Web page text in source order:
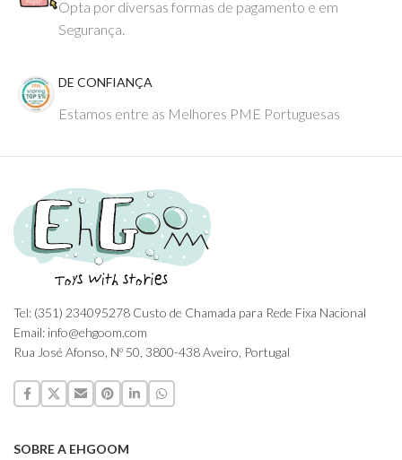
Opta por diversas formas de pagamento e em
Segurança.
DE CONFIANÇA
Estamos entre as Melhores PME Portuguesas
Tel: (351) 234095278 Custo de Chamada para Rede Fixa Nacional
Email: info@ehgoom.com
Rua José Afonso, Nº 50, 3800-438 Aveiro, Portugal
SOBRE A EHGOOM